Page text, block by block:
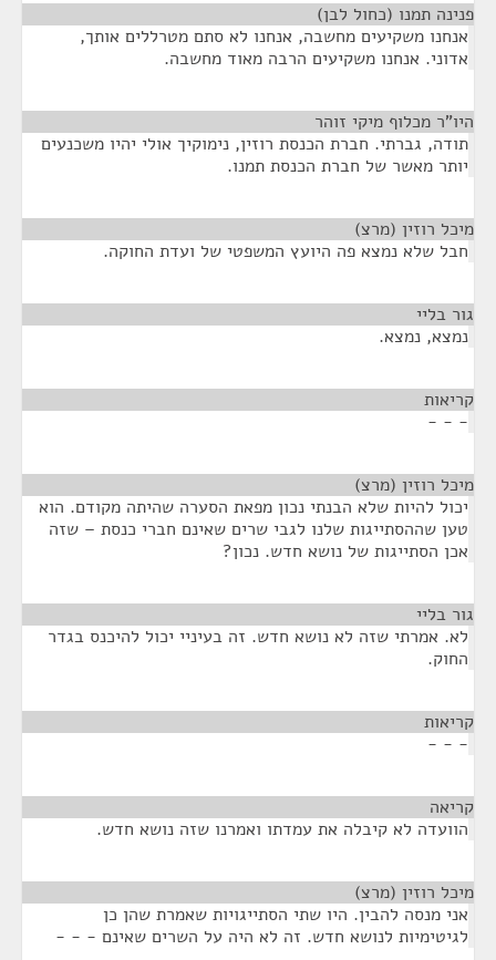
פנינה תמנו (כחול לבן)
אנחנו משקיעים מחשבה, אנחנו לא סתם מטרללים אותך,
אדוני. אנחנו משקיעים הרבה מאוד מחשבה.
היו"ר מכלוף מיקי זוהר
תודה, גברתי. חברת הכנסת רוזין, נימוקיך אולי יהיו משכנעים
יותר מאשר של חברת הכנסת תמנו.
מיכל רוזין (מרצ)
חבל שלא נמצא פה היועץ המשפטי של ועדת החוקה.
גור בליי
נמצא, נמצא.
קריאות
- - -
מיכל רוזין (מרצ)
יכול להיות שלא הבנתי נכון מפאת הסערה שהיתה מקודם. הוא
טען שההסתייגות שלנו לגבי שרים שאינם חברי כנסת – שזה
אכן הסתייגות של נושא חדש. נכון?
גור בליי
לא. אמרתי שזה לא נושא חדש. זה בעיניי יכול להיכנס בגדר
החוק.
קריאות
- - -
קריאה
הוועדה לא קיבלה את עמדתו ואמרנו שזה נושא חדש.
מיכל רוזין (מרצ)
אני מנסה להבין. היו שתי הסתייגויות שאמרת שהן כן
לגיטימיות לנושא חדש. זה לא היה על השרים שאינם - - -